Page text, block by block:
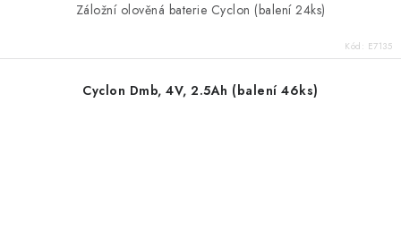
Záložní olověná baterie Cyclon (balení 24ks)
Kód: E7135
Cyclon Dmb, 4V, 2.5Ah (balení 46ks)